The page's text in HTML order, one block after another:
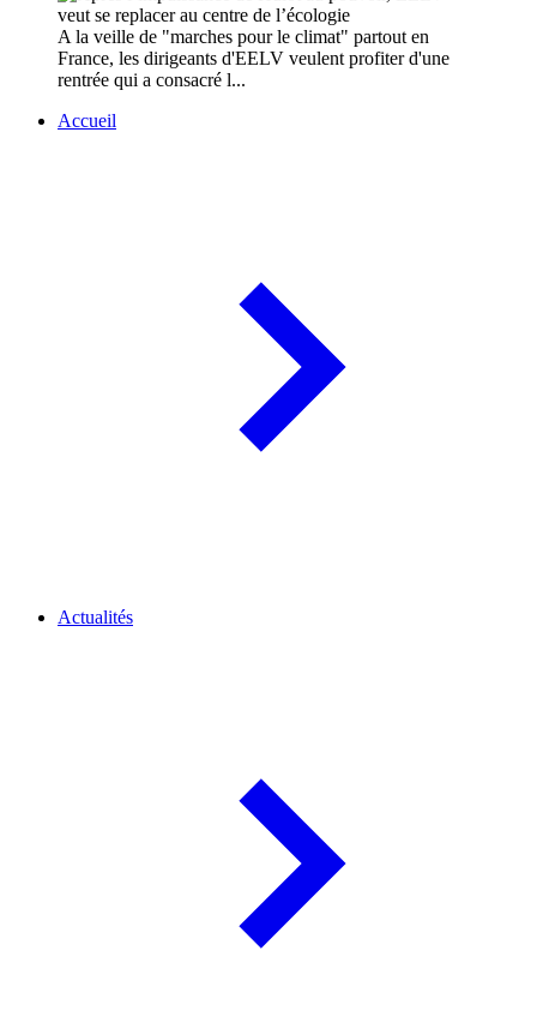
A la veille de "marches pour le climat" partout en
France, les dirigeants d'EELV veulent profiter d'une
rentrée qui a consacré l...
Accueil
Actualités